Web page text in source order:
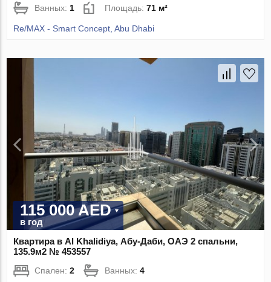
Ванных: 1 Площадь:71 м²
Re/MAX - Smart Concept, Abu Dhabi
115 000 AED
в год
Квартира в Al Khalidiya, Абу-Даби, ОАЭ 2 спальни,
135.9м2 № 453557
Спален:2 Ванных:4